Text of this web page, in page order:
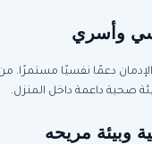
وأسري
دعمًا نفسيًا مستمرًا.
صحية داعمة داخل المنزل.
وبيئة مريحه